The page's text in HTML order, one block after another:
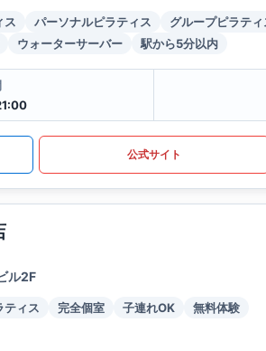
ス パーソナルピラティス
グループピラティ
ウォーターサーバー 駅から5分以内
公式サイト
ル2F
ティス 完全個室 子連れOK
無料体験